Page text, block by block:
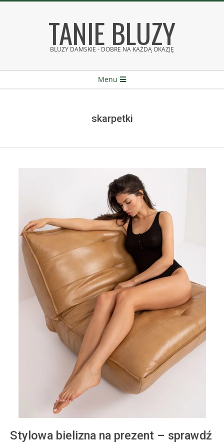
TANIE BLUZY
BLUZY DAMSKIE - DOBRE NA KAŻDĄ OKAZJĘ
Menu
skarpetki
Stylowa bielizna na prezent – sprawdź